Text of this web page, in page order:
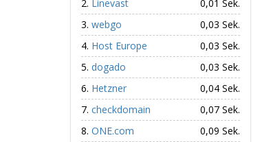
Linevast
0,01 Sek.
webgo
0,03 Sek.
Host Europe
0,03 Sek.
dogado
0,03 Sek.
Hetzner
0,04 Sek.
checkdomain
0,07 Sek.
ONE.com
0,09 Sek.